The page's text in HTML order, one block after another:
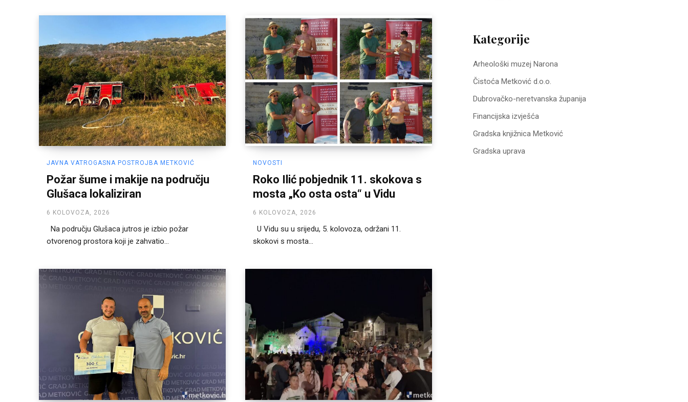
JAVNA VATROGASNA POSTROJBA METKOVIĆ
Požar šume i makije na području
Glušaca lokaliziran
6 KOLOVOZA, 2026
Na području Glušaca jutros je izbio požar
otvorenog prostora koji je zahvatio...
NOVOSTI
Roko Ilić pobjednik 11. skokova s
mosta „Ko osta osta“ u Vidu
6 KOLOVOZA, 2026
U Vidu su u srijedu, 5. kolovoza, održani 11.
skokovi s mosta...
Kategorije
Arheološki muzej Narona
Čistoća Metković d.o.o.
Dubrovačko-neretvanska županija
Financijska izvješća
Gradska knjižnica Metković
Gradska uprava